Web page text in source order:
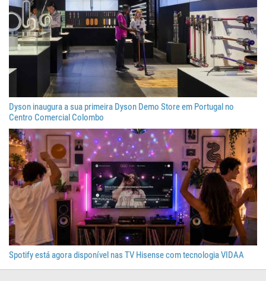
Dyson inaugura a sua primeira Dyson Demo Store em Portugal no
Centro Comercial Colombo
Spotify está agora disponível nas TV Hisense com tecnologia VIDAA